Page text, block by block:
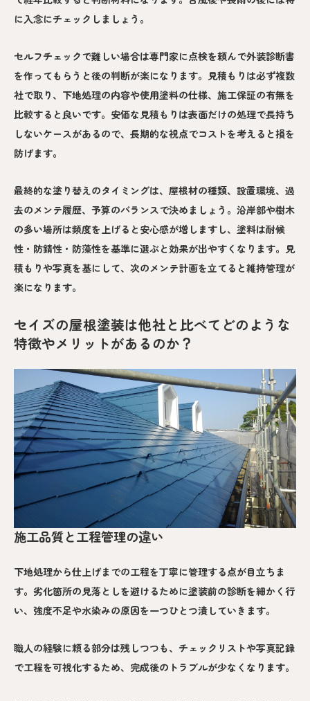
に入念にチェックしましょう。
セルフチェックで難しい場合は専門家に点検を頼んで外装診断書
を作ってもらうと後の判断が楽になります。見積もりは必ず複数
社で取り、下地処理の内容や使用塗料の仕様、施工保証の有無を
比較すると良いです。安価な見積もりは表面だけの処理で長持ち
しないケースがあるので、長期的な視点でコストを考えると損を
防げます。
最終的な塗り替えのタイミングは、屋根材の種類、設置環境、過
去のメンテ履歴、予算のバランスで決めましょう。沿岸部や樹木
の多い場所は頻度を上げると安心感が増しますし、塗料は耐候
性・防錆性・防藻性を基準に選ぶと効果が出やすくなります。見
積もりや写真を基にして、次のメンテ計画を立てると維持管理が
楽になります。
セイズの屋根塗装は他社と比べてどのような
特徴やメリットがあるのか？
施工品質と工程管理の違い
下地処理から仕上げまでの工程を丁寧に管理する点が目立ちま
す。劣化箇所の見落としを避けるために塗装前の診断を細かく行
い、強度不足や水染みの原因を一つひとつ潰していきます。
職人の経験に頼る部分は残しつつも、チェックリストや写真記録
で工程を可視化するため、完成後のトラブルが少なくなります。